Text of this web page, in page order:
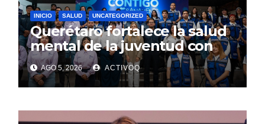
INICIO SALUD UNCATEGORIZED
Querétaro fortalece la salud
mental de la juventud con
alcance estatal e impacto
internacional
AGO 5, 2026 ACTIVOQ